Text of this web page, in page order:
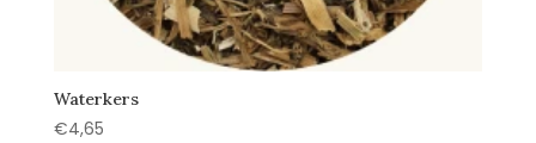
Waterkers
€4,65